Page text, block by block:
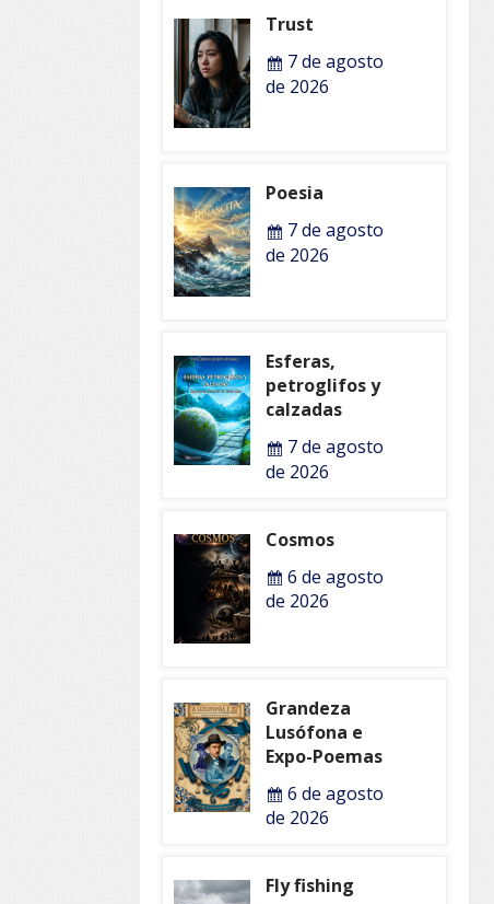
Trust
7 de agosto
de 2026
Poesia
7 de agosto
de 2026
Esferas,
petroglifos y
calzadas
7 de agosto
de 2026
Cosmos
6 de agosto
de 2026
Grandeza
Lusófona e
Expo-Poemas
6 de agosto
de 2026
Fly fishing